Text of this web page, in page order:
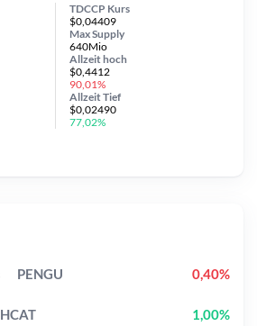
TDCCP Kurs
$0,04409
Max Supply
640Mio
Allzeithoch
$0,4412
90,01%
AllzeitTief
$0,02490
77,02%
PENGU 0,40%
1,00%